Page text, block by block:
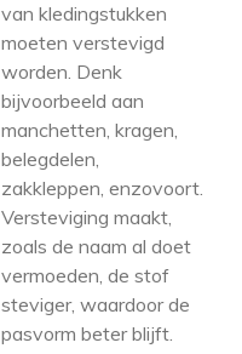
van kledingstukken
moeten verstevigd
worden. Denk
bijvoorbeeld aan
manchetten, kragen,
belegdelen,
zakkleppen, enzovoort.
Versteviging maakt,
zoals de naam al doet
vermoeden, de stof
steviger, waardoor de
pasvorm beter blijft.